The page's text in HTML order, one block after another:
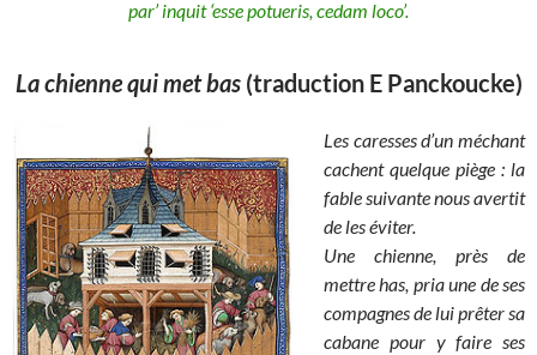
par’ inquit ‘esse potueris, cedam loco’.
La chienne qui met bas(traduction E Panckoucke)
Les caresses d’un méchant
cachent quelque piège : la
fable suivante nous avertit
de les éviter.
Une chienne, près de
mettre has, pria une de ses
compagnes de lui prêter sa
cabane pour y faire ses